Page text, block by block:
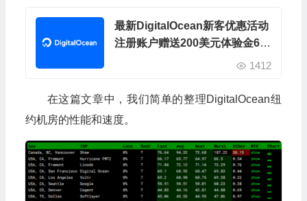
最新DigitalOcean新客优惠活动
注册账户赠送200美元体验金60
1412
在这篇文章中，我们简单的整理DigitalOcean纽
约机房的性能和速度。